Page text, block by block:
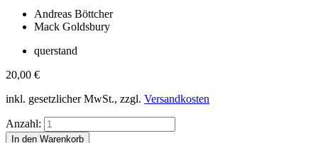
Andreas Böttcher
Mack Goldsbury
querstand
20,00 €
inkl. gesetzlicher MwSt., zzgl. Versandkosten
Anzahl: